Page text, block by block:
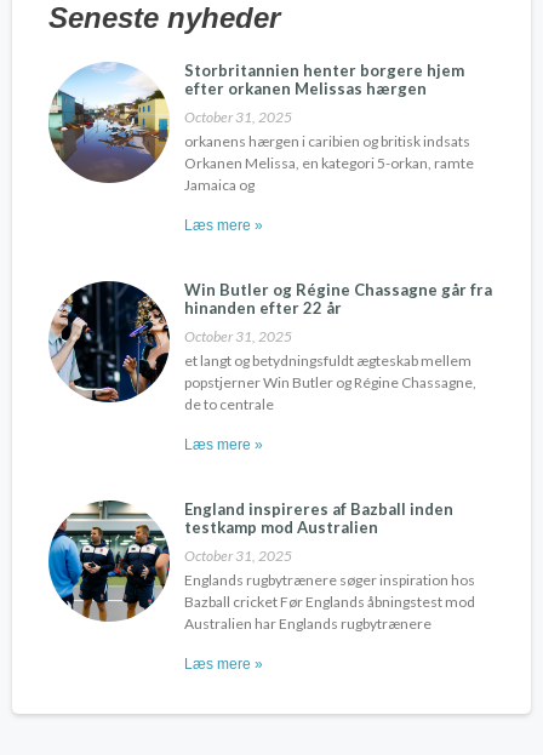
Seneste nyheder
Storbritannien henter borgere hjem
efter orkanen Melissas hærgen
October 31, 2025
orkanens hærgen i caribien og britisk indsats
Orkanen Melissa, en kategori 5-orkan, ramte
Jamaica og
Læs mere »
Win Butler og Régine Chassagne går fra
hinanden efter 22 år
October 31, 2025
et langt og betydningsfuldt ægteskab mellem
popstjerner Win Butler og Régine Chassagne,
de to centrale
Læs mere »
England inspireres af Bazball inden
testkamp mod Australien
October 31, 2025
Englands rugbytrænere søger inspiration hos
Bazball cricket Før Englands åbningstest mod
Australien har Englands rugbytrænere
Læs mere »